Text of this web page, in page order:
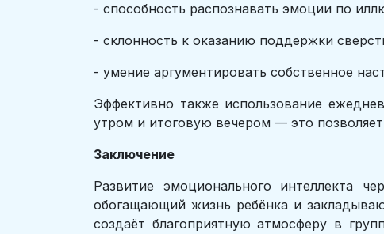
- способность распознавать эмоции по
- склонность к оказанию поддержки
- умение аргументировать собственное
Эффективно также использование
утром и итоговую вечером — это
Заключение
Развитие эмоционального интеллекта
обогащающий жизнь ребёнка и
создаёт благоприятную атмосферу в